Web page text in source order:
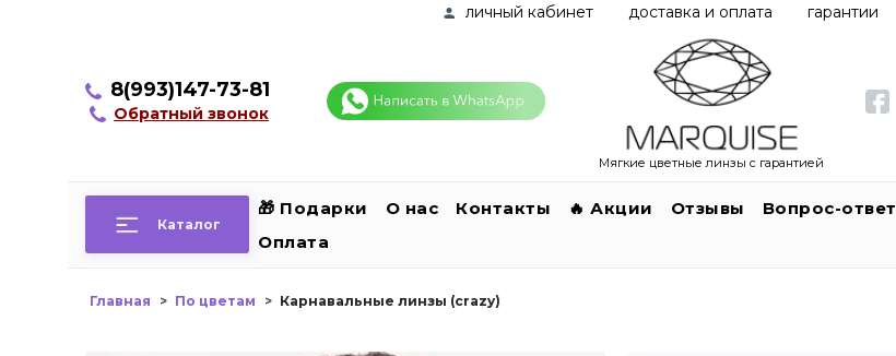
личный кабинет доставка и оплата гарантии
8(993)147-73-81
Обратный звонок
Мягкие цветные линзы с гарантией
Каталог
🎁 Подарки О нас Контакты 🔥 Акции Отзывы Вопрос-ответ
Оплата
Главная По цветам Карнавальные линзы (crazy)